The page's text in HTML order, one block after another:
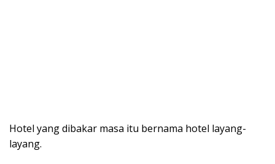
Hotel yang dibakar masa itu bernama hotel layang-
layang.